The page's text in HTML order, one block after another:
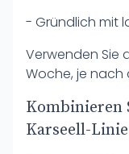
- Gründlich mit
Verwenden Sie
Woche, je nach
Kombinieren
Karseell-Linie